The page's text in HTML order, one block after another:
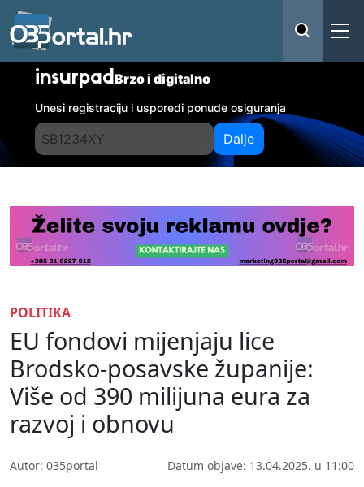
insurpadBrzo i digitalno
Unesi registraciju i usporedi ponude osiguranja
Dalje
POLITIKA
EU fondovi mijenjaju lice
Brodsko-posavske županije:
Više od 390 milijuna eura za
razvoj i obnovu
Autor: 035portal Datum objave: 13.04.2025. u 11:00